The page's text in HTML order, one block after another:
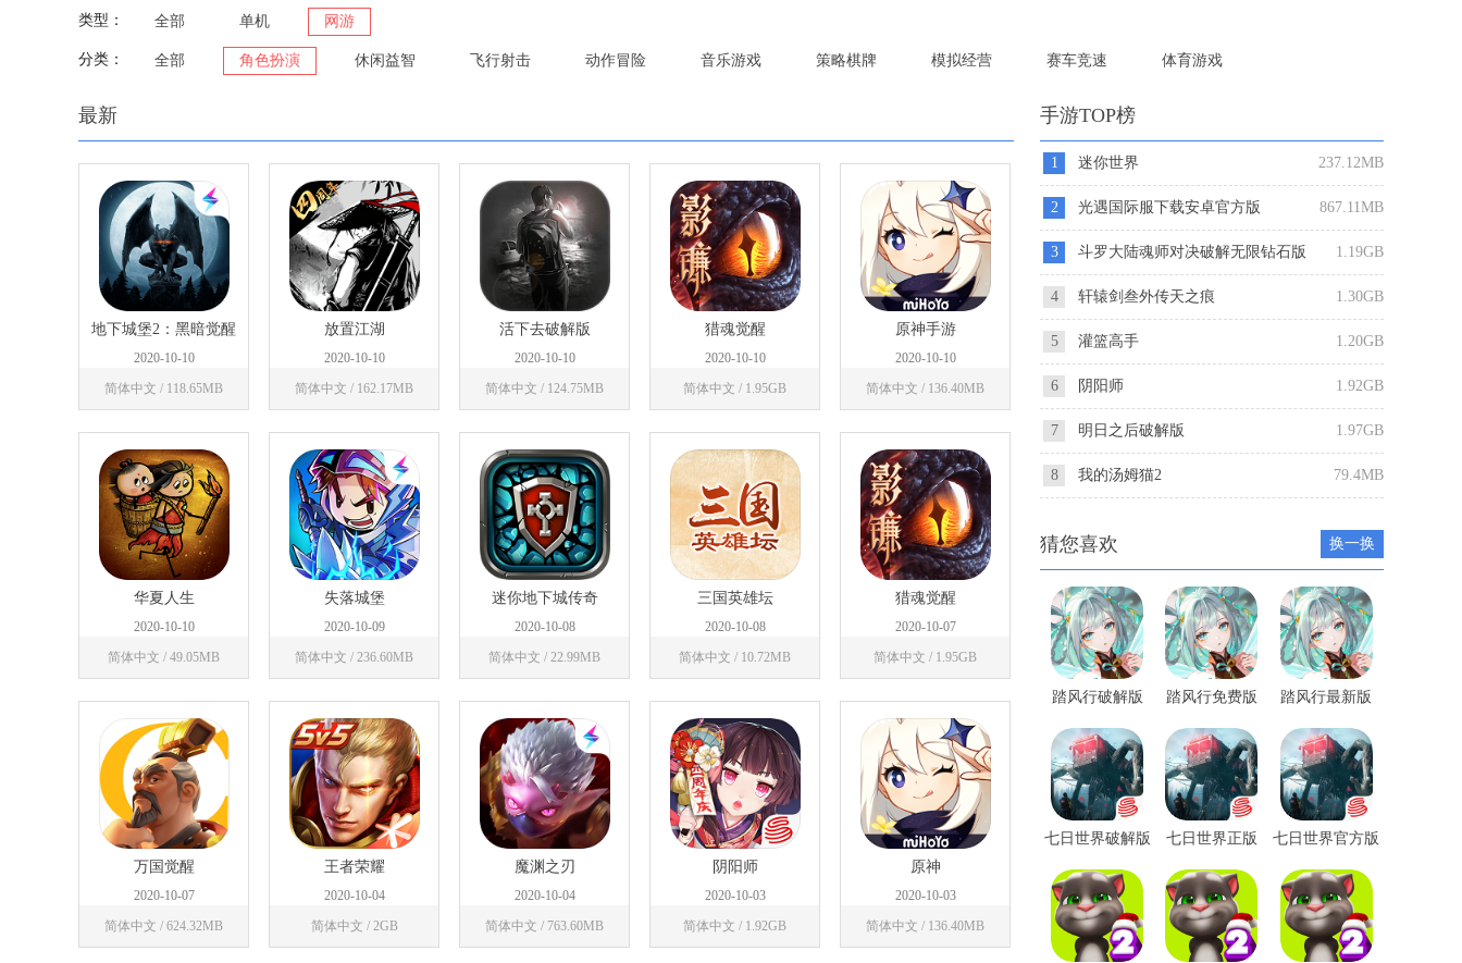
类型： 全部 单机 网游
分类： 全部 角色扮演 休闲益智 飞行射击 动作冒险 音乐游戏 策略棋牌 模拟经营 赛车竞速 体育游戏
最新
地下城堡2：黑暗觉醒
2020-10-10
简体中文 / 118.65MB
放置江湖
2020-10-10
简体中文 / 162.17MB
活下去破解版
2020-10-10
简体中文 / 124.75MB
猎魂觉醒
2020-10-10
简体中文 / 1.95GB
原神手游
2020-10-10
简体中文 / 136.40MB
华夏人生
2020-10-10
简体中文 / 49.05MB
失落城堡
2020-10-09
简体中文 / 236.60MB
迷你地下城传奇
2020-10-08
简体中文 / 22.99MB
三国英雄坛
2020-10-08
简体中文 / 10.72MB
猎魂觉醒
2020-10-07
简体中文 / 1.95GB
万国觉醒
2020-10-07
简体中文 / 624.32MB
王者荣耀
2020-10-04
简体中文 / 2GB
魔渊之刃
2020-10-04
简体中文 / 763.60MB
阴阳师
2020-10-03
简体中文 / 1.92GB
原神
2020-10-03
简体中文 / 136.40MB
手游TOP榜
1 迷你世界 237.12MB
2 光遇国际服下载安卓官方版 867.11MB
3 斗罗大陆魂师对决破解无限钻石版 1.19GB
4 轩辕剑叁外传天之痕 1.30GB
5 灌篮高手 1.20GB
6 阴阳师 1.92GB
7 明日之后破解版 1.97GB
8 我的汤姆猫2 79.4MB
猜您喜欢 换一换
踏风行破解版 踏风行免费版 踏风行最新版
七日世界破解版 七日世界正版 七日世界官方版